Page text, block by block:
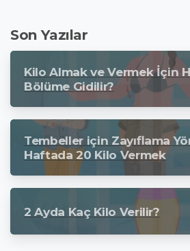
Son Yazılar
Kilo Almak ve Vermek İçin
Bölüme Gidilir?
Tembeller için Zayıflama
Haftada 20 Kilo Vermek
2 Ayda Kaç Kilo Verilir?